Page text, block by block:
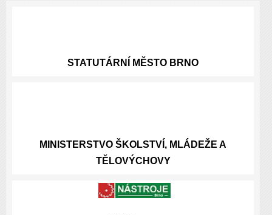
STATUTÁRNÍ MĚSTO BRNO
MINISTERSTVO ŠKOLSTVÍ, MLÁDEŽE A
TĚLOVÝCHOVY